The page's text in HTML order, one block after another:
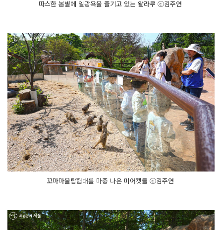
따스한 봄볕에 일광욕을 즐기고 있는 왈라루 ⓒ김주연 ​
꼬마마을탐험대를 마중 나온 미어캣들 ⓒ김주연 ​